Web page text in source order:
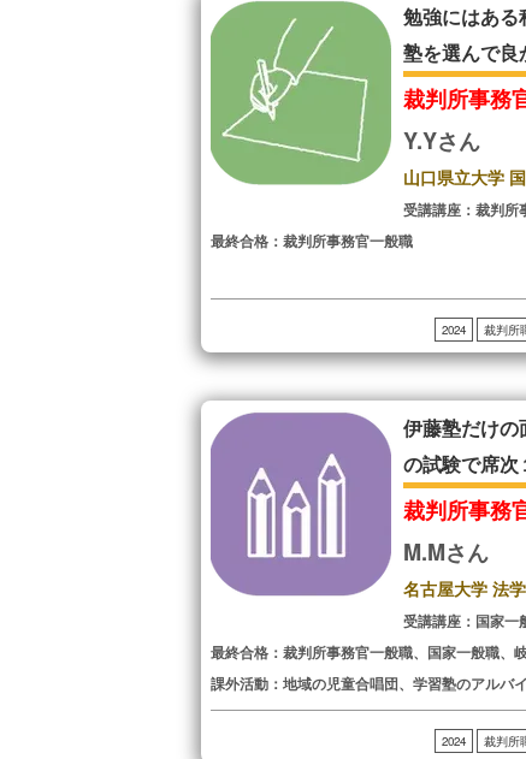
勉強にはある
塾を選んで良
裁判所事務
Y.Yさん
山口県立大学
受講講座：裁判所
最終合格：裁判所事務官一般職
2024 裁判所
伊藤塾だけの
の試験で席次
裁判所事務
M.Mさん
名古屋大学 法
受講講座：国家一
最終合格：裁判所事務官一般職、国家一般職、
課外活動：地域の児童合唱団、学習塾のアルバ
2024 裁判所